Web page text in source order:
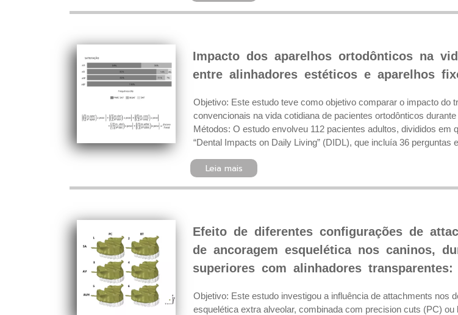
Impacto dos aparelhos ortodônticos na
entre alinhadores estéticos e aparelhos
Objetivo: Este estudo teve como objetivo comparar o impacto
convencionais na vida cotidiana de pacientes ortodônticos
Métodos: O estudo envolveu 112 pacientes adultos, divididos
“Dental Impacts on Daily Living” (DIDL), que incluía 36 perguntas
Leia mais
Efeito de diferentes configurações de
de ancoragem esquelética nos caninos,
superiores com alinhadores
Objetivo: Este estudo investigou a influência de attachments nos
esquelética extra alveolar, combinada com precision cuts (PC)